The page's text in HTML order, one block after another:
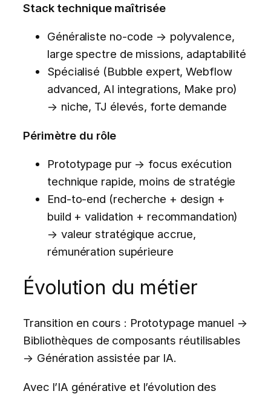
Stack technique maîtrisée
Généraliste no-code → polyvalence,
large spectre de missions, adaptabilité
Spécialisé (Bubble expert, Webflow
advanced, AI integrations, Make pro)
→ niche, TJ élevés, forte demande
Périmètre du rôle
Prototypage pur → focus exécution
technique rapide, moins de stratégie
End-to-end (recherche + design +
build + validation + recommandation)
→ valeur stratégique accrue,
rémunération supérieure
Évolution du métier
Transition en cours : Prototypage manuel →
Bibliothèques de composants réutilisables
→ Génération assistée par IA.
Avec l’IA générative et l’évolution des